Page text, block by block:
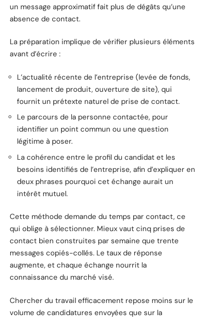
un message approximatif fait plus de dégâts qu’une
absence de contact.
La préparation implique de vérifier plusieurs éléments
avant d’écrire :
L’actualité récente de l’entreprise (levée de fonds,
lancement de produit, ouverture de site), qui
fournit un prétexte naturel de prise de contact.
Le parcours de la personne contactée, pour
identifier un point commun ou une question
légitime à poser.
La cohérence entre le profil du candidat et les
besoins identifiés de l’entreprise, afin d’expliquer en
deux phrases pourquoi cet échange aurait un
intérêt mutuel.
Cette méthode demande du temps par contact, ce
qui oblige à sélectionner. Mieux vaut cinq prises de
contact bien construites par semaine que trente
messages copiés-collés. Le taux de réponse
augmente, et chaque échange nourrit la
connaissance du marché visé.
Chercher du travail efficacement repose moins sur le
volume de candidatures envoyées que sur la